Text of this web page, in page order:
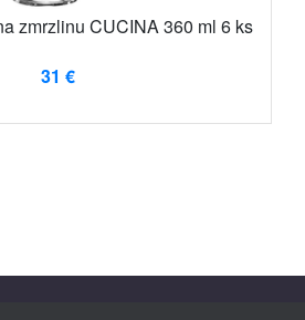
zmrzlinu CUCINA 360 ml 6 ks
31 €